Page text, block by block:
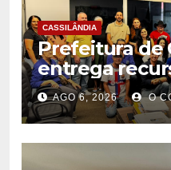
CASSILÂNDIA
Prefeitura de
entrega
Nacional
agentes
AGO 6, 2026 O